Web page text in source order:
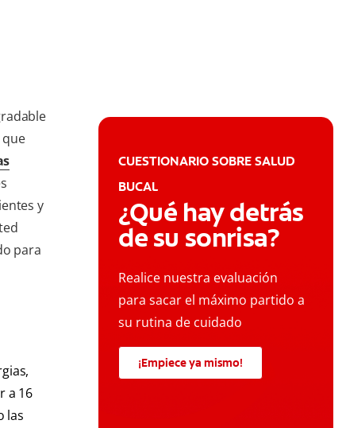
que
y
para
a 16
las
CUESTIONARIO SOBRE SALUD
BUCAL
¿Qué hay detrás
de su sonrisa?
Realice nuestra evaluación
para sacar el máximo partido a
su rutina de cuidado
¡Empiece ya mismo!